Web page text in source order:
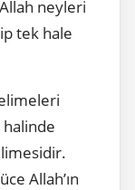
Allah neyleri
tek hale
Allah’ın